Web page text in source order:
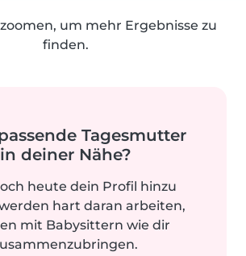
um mehr Ergebnisse zu
finden.
Tagesmutter
in deiner Nähe?
heute dein Profil hinzu
hart daran arbeiten,
mit Babysittern wie dir